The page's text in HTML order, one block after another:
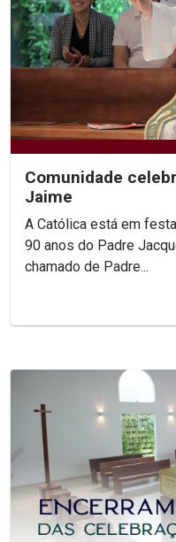
Comunidade
Jaime
A Católica está em
90 anos do Padre
chamado de Padre...